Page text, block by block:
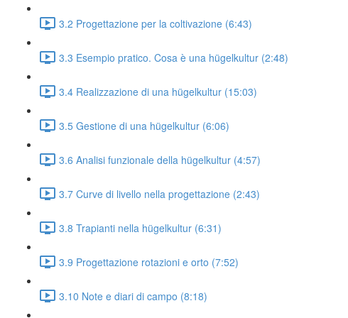
3.2 Progettazione per la coltivazione (6:43)
3.3 Esempio pratico. Cosa è una hügelkultur (2:48)
3.4 Realizzazione di una hügelkultur (15:03)
3.5 Gestione di una hügelkultur (6:06)
3.6 Analisi funzionale della hügelkultur (4:57)
3.7 Curve di livello nella progettazione (2:43)
3.8 Trapianti nella hügelkultur (6:31)
3.9 Progettazione rotazioni e orto (7:52)
3.10 Note e diari di campo (8:18)